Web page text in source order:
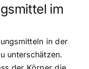
im
in der
unterschätzen.